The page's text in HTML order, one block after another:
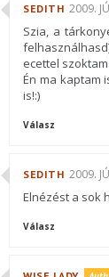
SEDITH 2009.
Szia, a
ecettel
Én ma kaptam
is!:)
Válasz
SEDITH 2009.
Elnézést a sok
Válasz